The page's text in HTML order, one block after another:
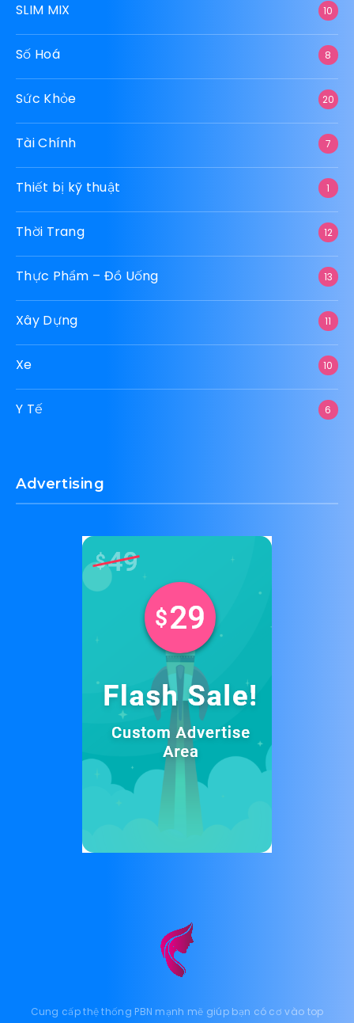
SLIM MIX 10
Số Hoá 8
Sức Khỏe 20
Tài Chính 7
Thiết bị kỹ thuật 1
Thời Trang 12
Thực Phẩm – Đồ Uống 13
Xây Dựng 11
Xe 10
Y Tế 6
Advertising
Cung cấp thệ thống PBN mạnh mẽ giúp bạn có cơ vào top